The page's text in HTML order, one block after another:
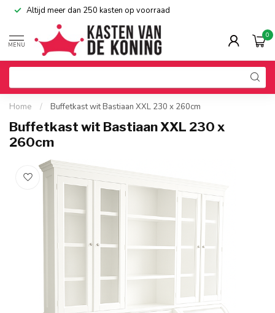
Altijd meer dan 250 kasten op voorraad
MENU
0
Home / Buffetkast wit Bastiaan XXL 230 x 260cm
Buffetkast wit Bastiaan XXL 230 x
260cm